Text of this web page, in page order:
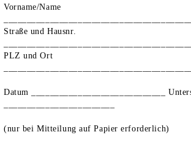
Vorname/Name
Straße und Hausnr.
PLZ und Ort
Datum _____________________________
(nur bei Mitteilung auf Papier erforderlich)